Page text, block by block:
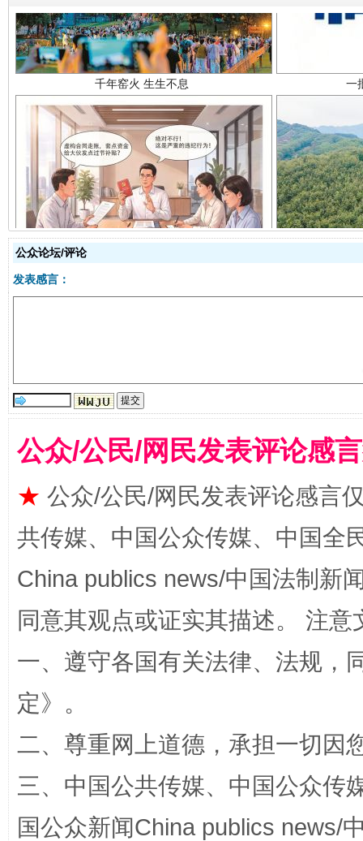
揭开“小金库”的免责幌子
受贿1.44亿！段成刚被判无期 从幼
公众论坛/评论
发表感言：
公众/公民/网民发表评论感
★ 公众/公民/网民发表评论感言
共传媒、中国公众传媒、中国全
China publics news/中国法制新
同意其观点或证实其描述。 注
一、遵守各国有关法律、法规，
定》。
二、尊重网上道德，承担一切因
三、中国公共传媒、中国公众传
国公众新闻China publics news/